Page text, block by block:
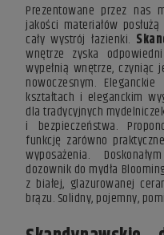
Prezentowane przez nas
jakości materiałów
cały wystrój łazienki.
wnętrze zyska
wypełnią wnętrze,
nowoczesnym.
kształtach i eleganckim
dla tradycyjnych
i bezpieczeństwa.
funkcję zarówno
wyposażenia.
dozownik do mydła
z białej, glazurowanej
brązu. Solidny, pojemny,